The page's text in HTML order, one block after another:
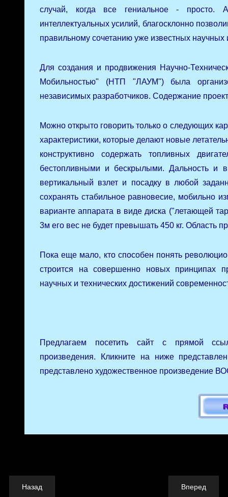
случай, когда все гениальное - просто.
интеллектуальных усилий, благосклонно
правильному сочетанию уже известных
Для создания и продвижения Научно-
Мобильностью" (НТП "ЛАУМ") была
независимых разработчиков. Содержание
Можно открыто говорить только о следующих
характеристики, которые делают новые
конструктивно содержать топливных
бестопливными и бескрылыми. Дальность и
вертикальный взлет и посадку в любой
сохранять стабильное равновесие, мобильно
варианте аппарата в виде диска ("летающей
3м его вес не будет превышать 450 кг. Область
Пока еще мало, кто способен понять
строится на совершенно новых принципах
научных и технических достижений
Предлагаем посетить сайт с прямой
произведения. Кликните на ниже
представлено художественное
Назад Вперед